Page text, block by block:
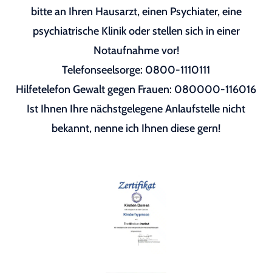
bitte an Ihren Hausarzt, einen Psychiater, eine
psychiatrische Klinik oder stellen sich in einer
Notaufnahme vor!
Telefonseelsorge: 0800-1110111
Hilfetelefon Gewalt gegen Frauen: 080000-116016
Ist Ihnen Ihre nächstgelegene Anlaufstelle nicht
bekannt, nenne ich Ihnen diese gern!